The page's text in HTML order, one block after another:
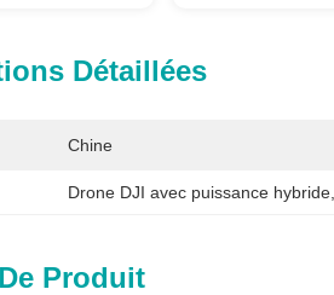
Détaillées
Chine
Drone DJI avec puissance hybride
Produit